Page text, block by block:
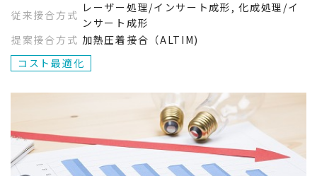
従来接合方式
レーザー処理/インサート成形, 化成処理/イ
ンサート成形
提案接合方式 加熱圧着接合（ALTIM)
コスト最適化